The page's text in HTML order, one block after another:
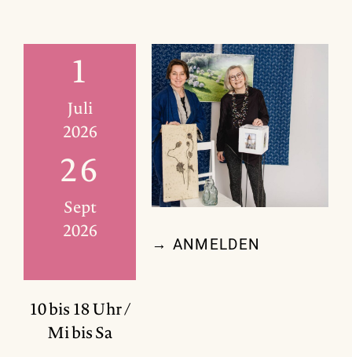
1
Juli
2026
26
Sept
2026
10 bis 18 Uhr /
Mi bis Sa
→ ANMELDEN